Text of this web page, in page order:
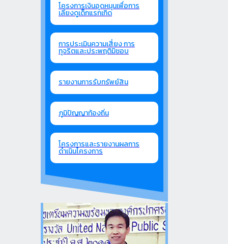
โครงการเงินอุดหนุนเพื่อการ
เลี้ยงดูเด็กแรกเกิด
การประเมินความเสี่ยง การ
ทุจริตและประพฤติมิชอบ
รายงานการรับทรัพย์สิน
ภูมิปัญญาท้องถิ่น
โครงการและรายงานผลการ
ดำเนินโครงการ